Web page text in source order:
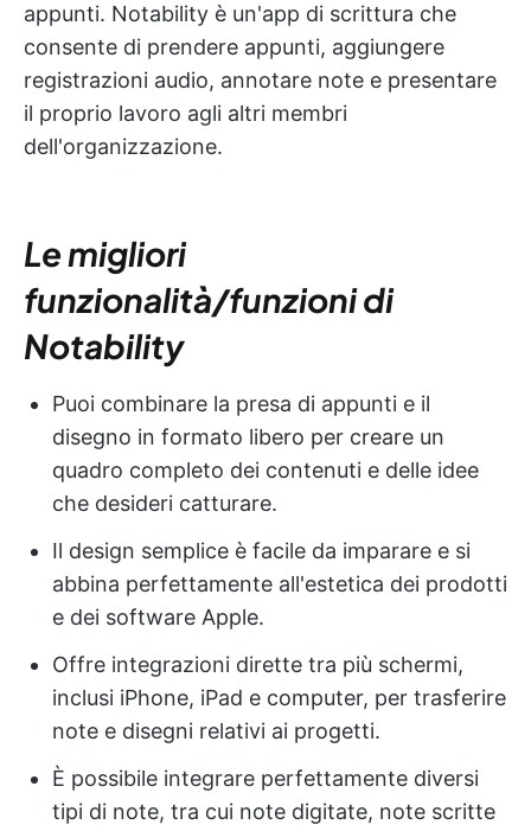
appunti. Notability è un'app di scrittura che
consente di prendere appunti, aggiungere
registrazioni audio, annotare note e presentare
il proprio lavoro agli altri membri
dell'organizzazione.
Le migliori
funzionalità/funzioni di
Notability
Puoi combinare la presa di appunti e il
disegno in formato libero per creare un
quadro completo dei contenuti e delle idee
che desideri catturare.
Il design semplice è facile da imparare e si
abbina perfettamente all'estetica dei prodotti
e dei software Apple.
Offre integrazioni dirette tra più schermi,
inclusi iPhone, iPad e computer, per trasferire
note e disegni relativi ai progetti.
È possibile integrare perfettamente diversi
tipi di note, tra cui note digitate, note scritte